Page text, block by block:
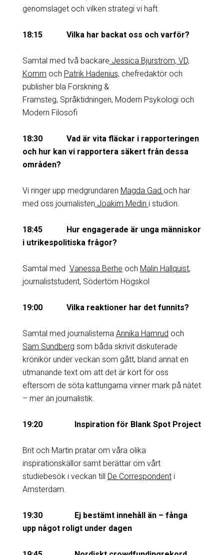
genomslaget och vilken strategi vi haft.
18:15 Vilka har backat oss och varför?
Samtal med två backare Jessica Bjurström, VD,
Komm och Patrik Hadenius, chefredaktör och
publisher bla Forskning &
Framsteg, Språktidningen, Modern Psykologi och
Modern Filosofi
18:30 Vad är vita fläckar i rapporteringen
och hur kan vi rapportera säkert från dessa
områden?
Vi ringer upp medgrundaren Magda Gad och har
med oss journalisten Joakim Medin i studion.
18:45 Hur engagerade är unga människor
i utrikespolitiska frågor?
Samtal med Vanessa Berhe och Malin Hallquist,
journaliststudent, Södertörn Högskol
19:00 Vilka reaktioner har det funnits?
Samtal med journalisterna Annika Hamrud och
Sam Sundberg som båda skrivit diskuterade
krönikör under veckan som gått, bland annat en
utmanande text om att det är kört för oss
eftersom de söta kattungarna vinner mark på nätet
– mer än journalistik.
19:20 Inspiration för Blank Spot Project
Brit och Martin pratar om våra olika
inspirationskällor samt berättar om vårt
studiebesök i veckan till De Correspondenti
Amsterdam.
19:30 Ej bestämt innehåll än – fånga
upp något roligt under dagen